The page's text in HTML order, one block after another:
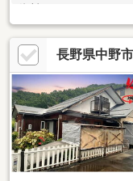
イナンシャルプランナ
ン■住替え（残債有Ｏ
定実施中・安心の下取
ーに至るまでフルサー
長野県中野